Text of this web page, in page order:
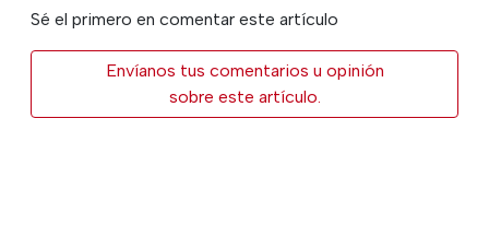
Sé el primero en comentar este artículo
Envíanos tus comentarios u opinión
sobre este artículo.